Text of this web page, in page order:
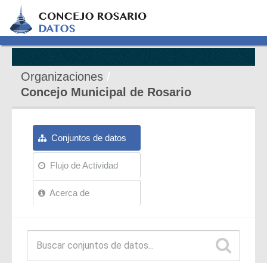
Organizaciones
Concejo Municipal de Rosario
Conjuntos de datos
Flujo de Actividad
Acerca de